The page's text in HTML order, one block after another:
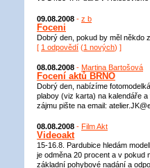
09.08.2008 - z b
Foceni
Dobrý den, pokud by měl někdo
[ 1 odpovědí (1 nových) ]
08.08.2008 - Martina Bartošová
Focení aktů BRNO
Dobrý den, nabízíme
plaboy (viz karta) na kalendáře
zájmu pište na email:
08.08.2008 - Film Akt
Videoakt
15-16.8. Pardubice hledám
je odměna 20 procent a v pokud
základní pohybové nadání a